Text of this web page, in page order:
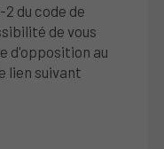
du code de
de vous
d'opposition au
lien suivant